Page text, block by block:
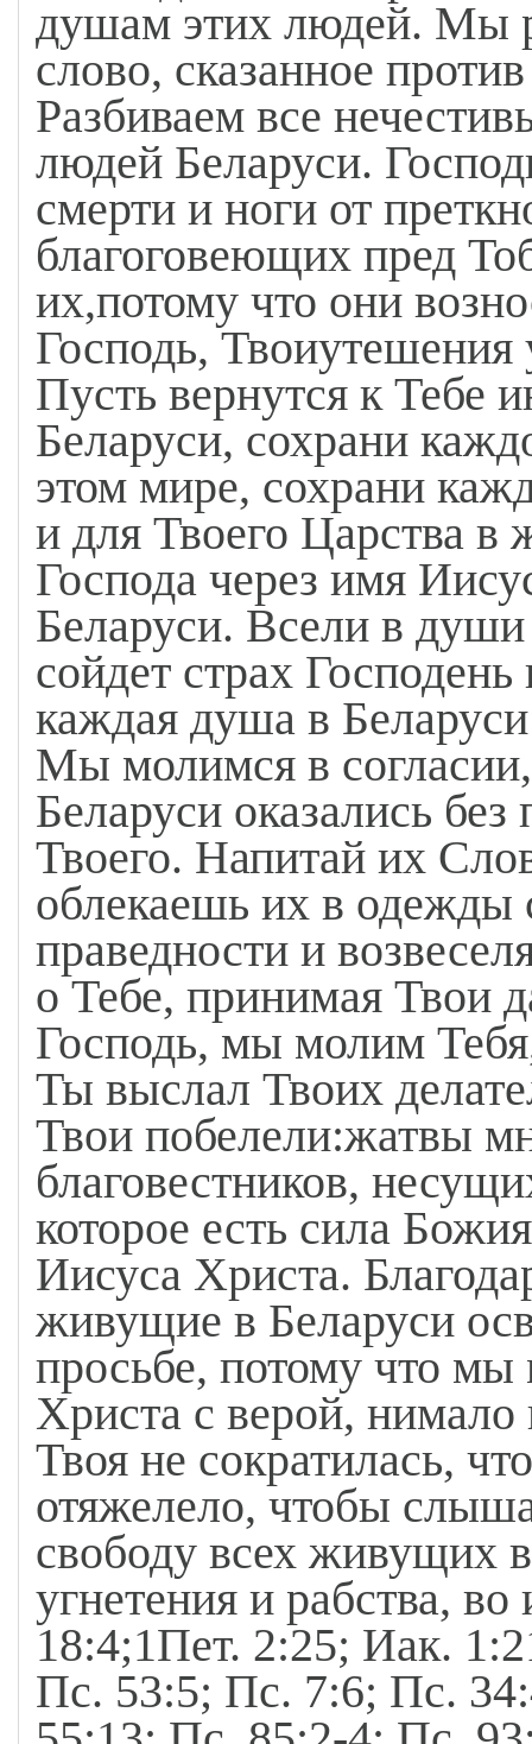
душам этих людей. Мы
слово, сказанное
Разбиваем все
людей Беларуси.
смерти и ноги от
благоговеющих пред
их,потому что они
Господь,
Пусть вернутся к Тебе
Беларуси, сохрани
этом мире, сохрани
и для Твоего Царства в
Господа через имя
Беларуси. Всели в
сойдет страх
каждая душа в Беларуси
Мы молимся в
Беларуси оказались
Твоего. Напитай их
облекаешь их в одежды
праведности и
о Тебе, принимая Твои
Господь, мы молим
Ты выслал Твоих
Твои побелели:жатвы
благовестников,
которое есть сила
Иисуса Христа.
живущие в Беларуси
просьбе, потому что
Христа с верой, нимало
Твоя не сократилась,
отяжелело, чтобы
свободу всех живущих
угнетения и рабства,
18:4;1Пет. 2:25; Иак.
Пс. 53:5; Пс. 7:6; Пс.